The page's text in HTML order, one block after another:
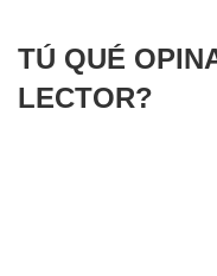
TÚ QUÉ
LECTOR?